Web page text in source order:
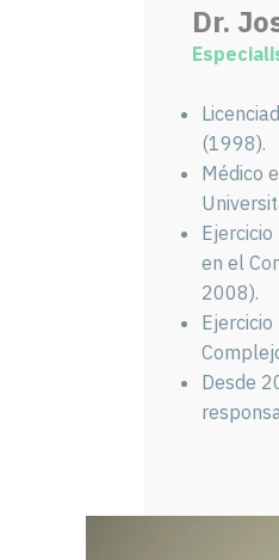
Dr.
(1998).
Médico
en el
2008).
Desde